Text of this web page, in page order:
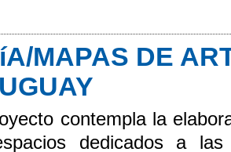
MAPAS DE
contempla la
dedicados a